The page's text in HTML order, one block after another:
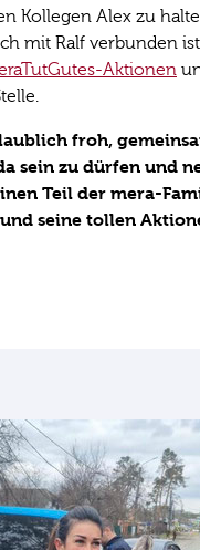
Kollegen Alex zu
mit Ralf verbunden
Aktionen
froh,
sein zu dürfen und
Teil der mera-
seine tollen